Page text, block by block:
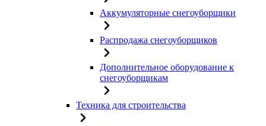
Аккумуляторные снегоуборщики
Распродажа снегоуборщиков
Дополнительное оборудование к
снегоуборщикам
Техника для строительства